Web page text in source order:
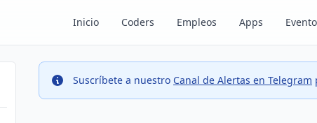
Inicio Coders Empleos Apps
Info Suscríbete a nuestro Canal de Alertas en Telegram